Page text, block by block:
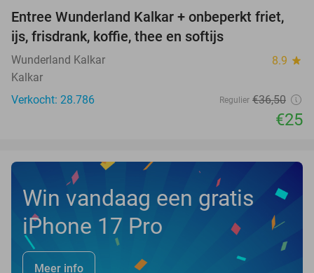
32%
Entree Wunderland Kalkar + onbeperkt friet,
ijs, frisdrank, koffie, thee en softijs
Wunderland Kalkar 8.9 star
Kalkar
Verkocht: 28.786
Regulier €36,50
€25
Win vandaag een gratis
iPhone 17 Pro
Meer info